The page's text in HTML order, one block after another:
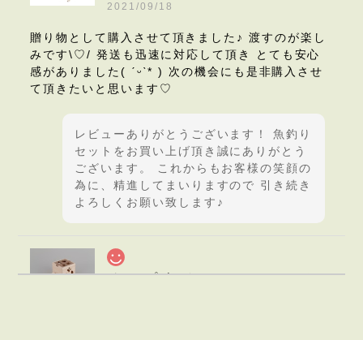
2021/09/18
贈り物として購入させて頂きました♪ 渡すのが楽し
みです\♡︎/ 発送も迅速に対応して頂き とても安心
感がありました( ˊᵕˋ* ) 次の機会にも是非購入させ
て頂きたいと思います♡︎
レビューありがとうございます！ 魚釣り
セットをお買い上げ頂き誠にありがとう
ございます。 これからもお客様の笑顔の
為に、精進してまいりますので 引き続き
よろしくお願い致します♪
ドロップボックス DROPBOX ※送料無料 | 木のおもちゃ 出産祝い 型はめおもちゃ